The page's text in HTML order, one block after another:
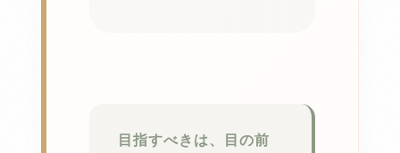
目指すべきは、目の前